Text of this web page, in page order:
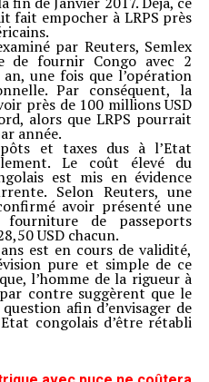
fait empocher à LRPS près
par Reuters, Semlex
de fournir Congo avec 2
une fois que l’opération
Par conséquent, la
près de 100 millions USD
alors que LRPS pourrait
année.
et taxes dus à l’Etat
Le coût élevé du
est mis en évidence
Selon Reuters, une
avoir présenté une
de passeports
USD chacun.
est en cours de validité,
pure et simple de ce
l’homme de la rigueur à
contre suggèrent que le
afin d’envisager de
congolais d’être rétabli